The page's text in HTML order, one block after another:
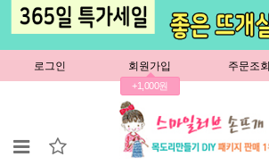
로그인 회원가입
+1,000원
주문조회